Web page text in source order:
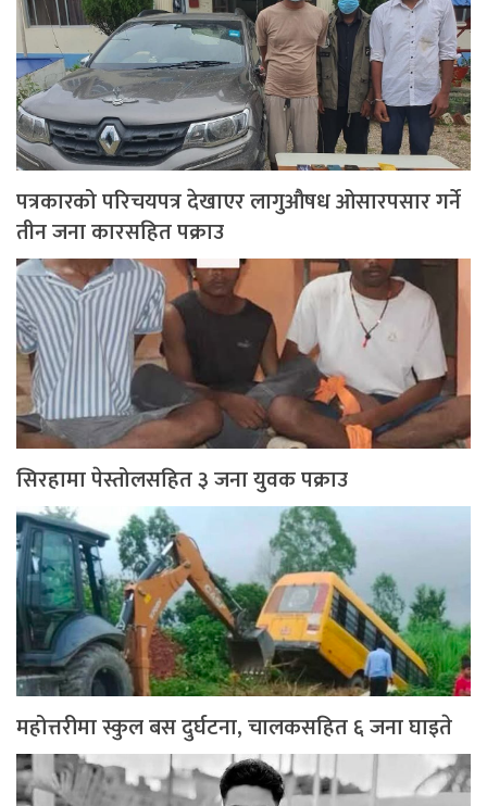
पत्रकारको परिचयपत्र देखाएर लागुऔषध ओसारपसार गर्ने
तीन जना कारसहित पक्राउ
सिरहामा पेस्तोलसहित ३ जना युवक पक्राउ
महोत्तरीमा स्कुल बस दुर्घटना, चालकसहित ६ जना घाइते